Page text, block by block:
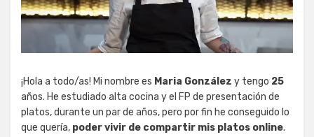
¡Hola a todo/as! Mi nombre es Maria González y tengo 25
años. He estudiado alta cocina y el FP de presentación de
platos, durante un par de años, pero por fin he conseguido lo
que quería, poder vivir de compartir mis platos online.